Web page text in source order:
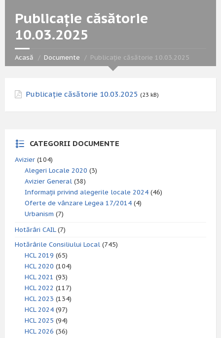
Publicație căsătorie
10.03.2025
Acasă Documente Publicație căsătorie 10.03.2025
Publicație căsătorie 10.03.2025 (23 kB)
CATEGORII DOCUMENTE
Avizier (104)
Alegeri Locale 2020 (3)
Avizier General (38)
Informații privind alegerile locale 2024 (46)
Oferte de vânzare Legea 17/2014 (4)
Urbanism (7)
Hotărâri CAIL(7)
Hotărârile Consiliului Local (745)
HCL 2019 (65)
HCL 2020 (104)
HCL 2021 (93)
HCL 2022 (117)
HCL 2023 (134)
HCL 2024 (97)
HCL 2025 (94)
HCL 2026 (36)